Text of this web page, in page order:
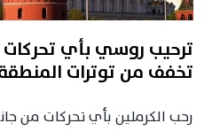
من نحن
عن:
ترحيب روسي بأي تحركات
تخفف من توترات
رحب الكرملين بأي تحركات من